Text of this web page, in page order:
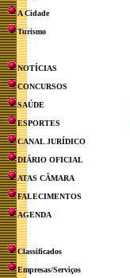
A Cidade
Turismo
NOTÍCIAS
CONCURSOS
SAÚDE
ESPORTES
CANAL JURÍDICO
DIÁRIO OFICIAL
ATAS CÂMARA
FALECIMENTOS
AGENDA
Classificados
Empresas/Serviços